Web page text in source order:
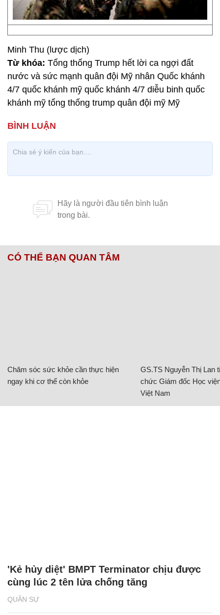
Minh Thu (lược dịch)
Từ khóa: Tổng thống Trump hết lời ca ngợi đất
nước và sức mạnh quân đội Mỹ nhân Quốc khánh
4/7 quốc khánh mỹ quốc khánh 4/7 diễu binh quốc
khánh mỹ tổng thống trump quân đội mỹ Mỹ
CÓ THỂ BẠN QUAN TÂM
Chăm sóc sức khỏe cần thực hiện
ngay khi cơ thể còn khỏe
GS.TS Nguyễn Thị Lan
chức Giám đốc Học
Việt Nam
QUÂN SỰ
'Kẻ hủy diệt' BMPT Terminator chịu được
cùng lúc 2 tên lửa chống tăng